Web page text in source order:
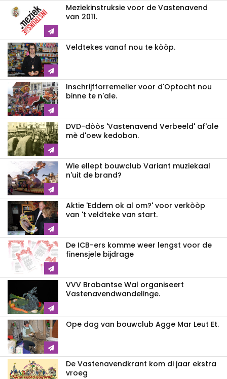
Meziekinstruksie voor de Vastenavend
van 2011.
Veldtekes vanaf nou te kòòp.
Inschrijfforremelier voor d'Optocht nou
binne te n'ale.
DVD-dòòs 'Vastenavend Verbeeld' af'ale
mè d'oew kedobon.
Wie ellept bouwclub Variant muziekaal
n'uit de brand?
Aktie 'Eddem ok al om?' voor verkòòp
van 't veldteke van start.
De ICB-ers komme weer lengst voor de
finensjele bijdrage
VVV Brabantse Wal organiseert
Vastenavendwandelinge.
Ope dag van bouwclub Agge Mar Leut Et.
De Vastenavendkrant kom di jaar ekstra
vroeg